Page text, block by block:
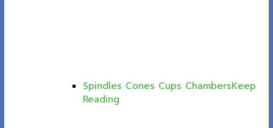
Spindles Cones Cups ChambersKeep
Reading